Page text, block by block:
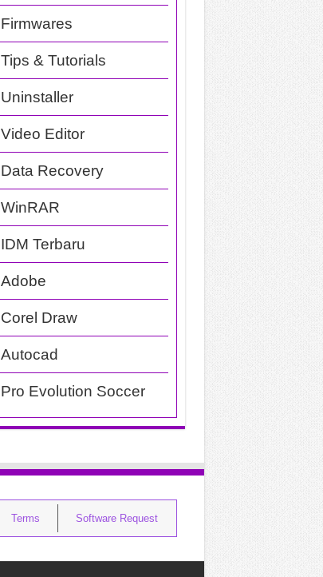
Firmwares
Tips & Tutorials
Uninstaller
Video Editor
Data Recovery
WinRAR
IDM Terbaru
Adobe
Corel Draw
Autocad
Pro Evolution Soccer
Terms Software Request